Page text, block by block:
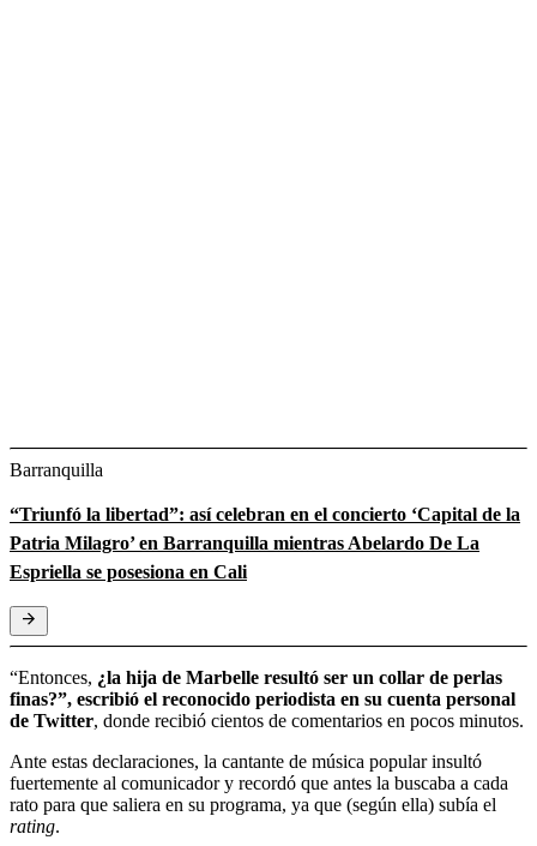
Barranquilla
“Triunfó la libertad”: así celebran en el concierto ‘Capital de la
Patria Milagro’ en Barranquilla mientras Abelardo De La
Espriella se posesiona en Cali
“Entonces, ¿la hija de Marbelle resultó ser un collar de perlas
finas?”, escribió el reconocido periodista en su cuenta personal
de Twitter, donde recibió cientos de comentarios en pocos minutos.
Ante estas declaraciones, la cantante de música popular insultó
fuertemente al comunicador y recordó que antes la buscaba a cada
rato para que saliera en su programa, ya que (según ella) subía el
rating.